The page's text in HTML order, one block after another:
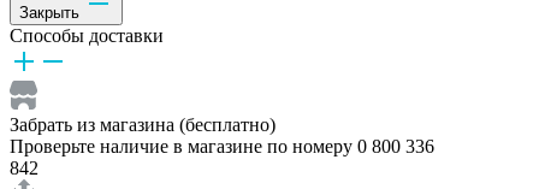
Закрыть
Способы доставки
Забрать из магазина (бесплатно)
Проверьте наличие в магазине по номеру 0 800 336
842